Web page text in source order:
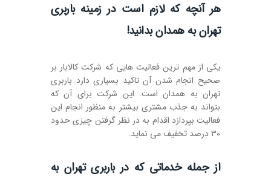
هر آنچه که لازم است در زمینه باربری
تهران به همدان بدانید!
یکی از مهم ترین فعالیت هایی که شرکت کالابار بر
صحیح انجام شدن آن تاکید بسیاری دارد باربری
تهران به همدان است‌. این شرکت برای آن که
بتواند به جذب مشتری بیشتر به منظور انجام این
فعالیت بپردازد اقدام به در نظر گرفتن چیزی حدود
۳۰ درصد تخفیف می نماید.
از جمله خدماتی که در باربری تهران به